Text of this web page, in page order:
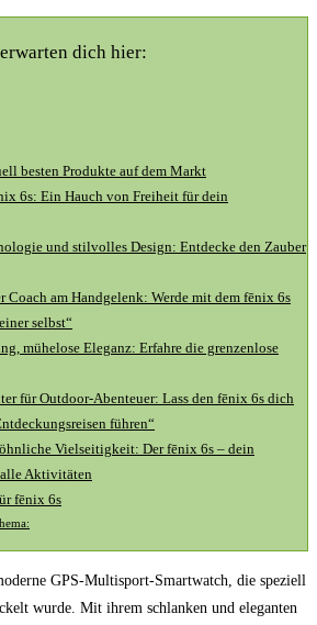
dich hier:
besten ⁤Produkte auf dem‌ Markt
‌6s: Ein Hauch von‍ Freiheit für dein
und stilvolles⁤ Design: Entdecke den Zauber
Coach am Handgelenk: Werde mit dem⁣ fēnix 6s
selbst“
mühelose ⁤Eleganz: Erfahre die grenzenlose
für⁣ Outdoor-Abenteuer: Lass den ⁣fēnix 6s dich
führen“
⁣Vielseitigkeit:⁣ Der‍ fēnix ‌6s – dein
Aktivitäten
fēnix 6s
GPS-Multisport-Smartwatch, die speziell
wurde. Mit ihrem schlanken und eleganten